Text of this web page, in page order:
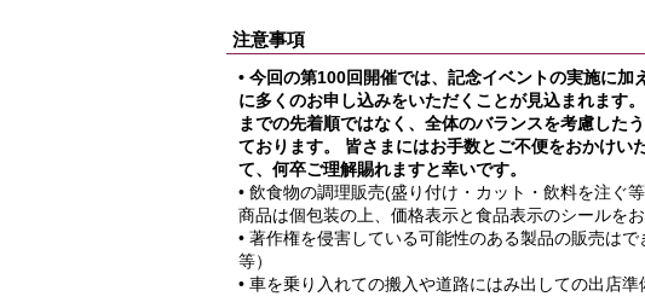
注意事項
• 今回の第100回開催では、記念イベントの実施に
に多くのお申し込みをいただくことが見込まれます
までの先着順ではなく、全体のバランスを考慮した
ております。 皆さまにはお手数とご不便をおかけい
て、何卒ご理解賜れますと幸いです。
• 飲食物の調理販売(盛り付け・カット・飲料を注ぐ
商品は個包装の上、価格表示と食品表示のシールをお
• 著作権を侵害している可能性のある製品の販売は
等）
• 車を乗り入れての搬入や道路にはみ出しての出店準